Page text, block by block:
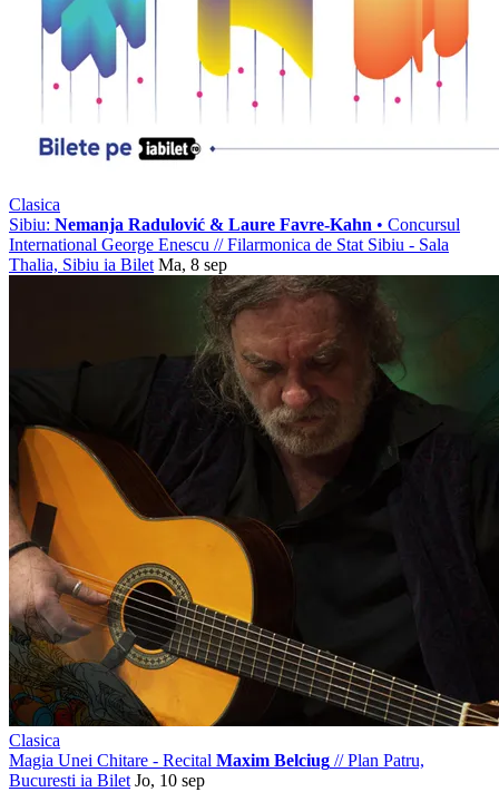
Clasica
Sibiu: Nemanja Radulović & Laure Favre-Kahn • Concursul
International George Enescu //Filarmonica de Stat Sibiu - Sala
Thalia, Sibiu ia Bilet Ma, 8 sep
Clasica
Magia Unei Chitare - Recital Maxim Belciug //Plan Patru,
Bucuresti ia Bilet Jo, 10 sep